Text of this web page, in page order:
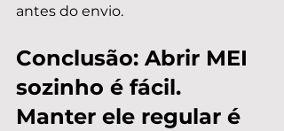
antes do envio.
Conclusão: Abrir MEI
sozinho é fácil.
Manter ele regular é